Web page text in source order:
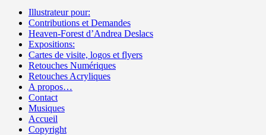
Illustrateur pour:
Contributions et Demandes
Heaven-Forest d’Andrea Deslacs
Expositions:
Cartes de visite, logos et flyers
Retouches Numériques
Retouches Acryliques
A propos…
Contact
Musiques
Accueil
Copyright